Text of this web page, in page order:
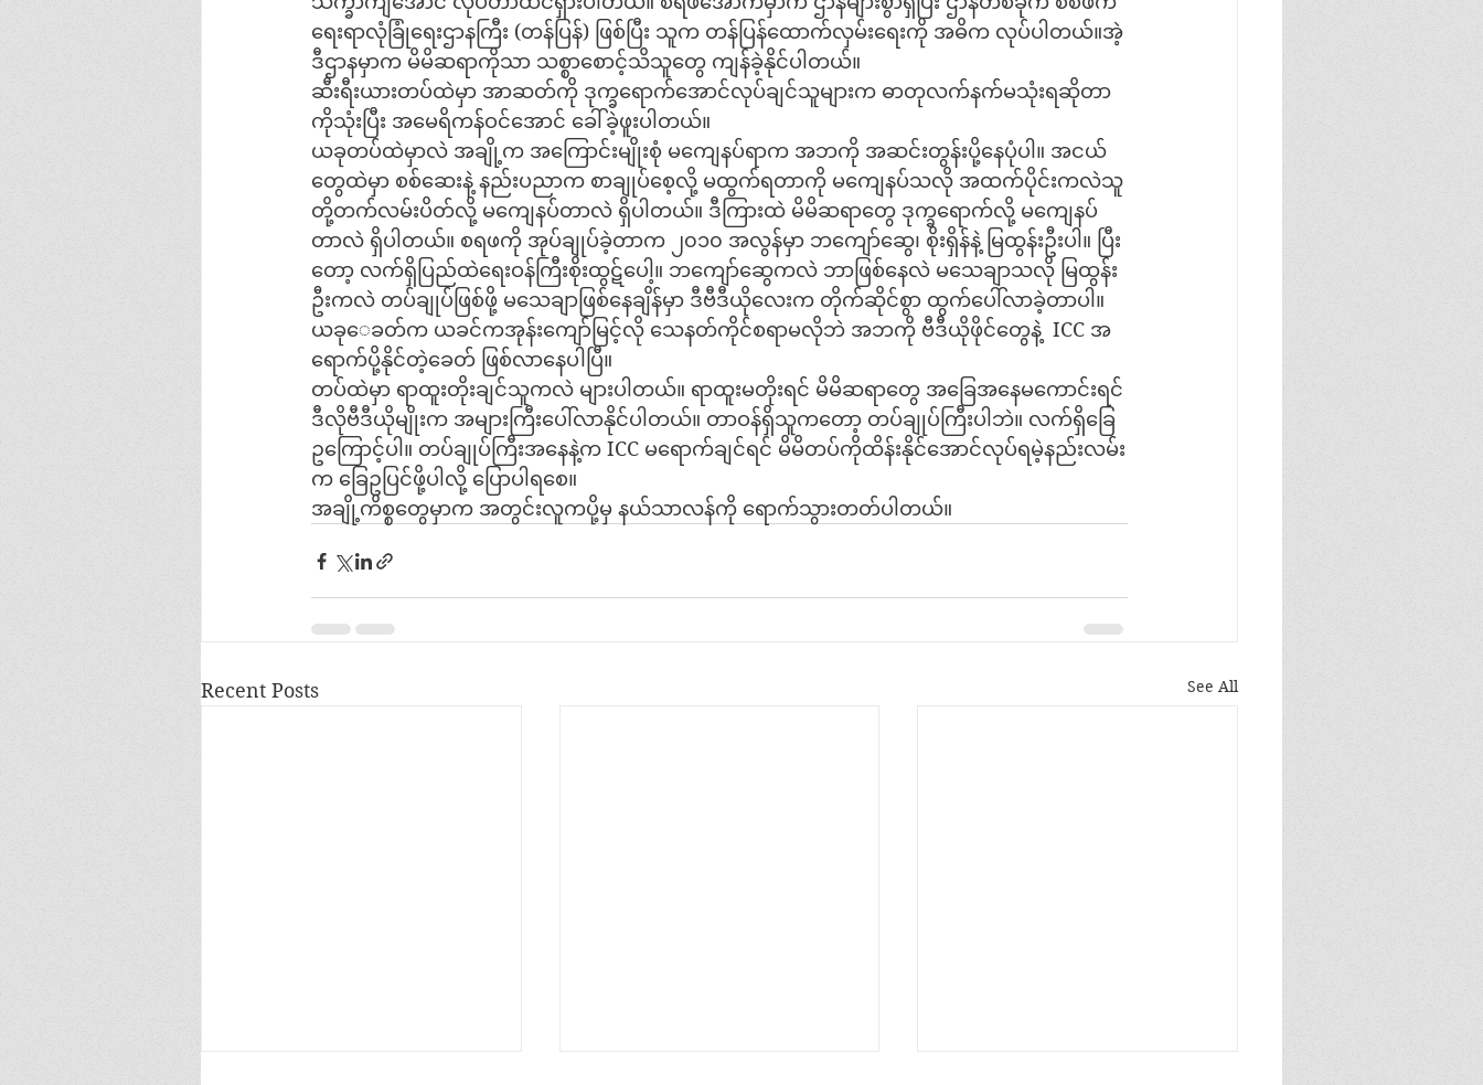
ရေးရာလုံခြုံရေးဌာနကြီး (တန်ပြန်) ဖြစ်ပြီး သူက တန်ပြန်ထောက်လှမ်းရေးကို အဓိက လုပ်ပါတယ်။အဲ့
ဒီဌာနမှာက မိမိဆရာကိုသာ သစ္စာစောင့်သိသူတွေ ကျန်ခဲ့နိုင်ပါတယ်။
ဆီးရီးယားတပ်ထဲမှာ အာဆတ်ကို ဒုက္ခရောက်အောင်လုပ်ချင်သူများက ဓာတုလက်နက်မသုံးရဆိုတာ
ကိုသုံးပြီး အမေရိကန်ဝင်အောင် ခေါ်ခဲ့ဖူးပါတယ်။
ယခုတပ်ထဲမှာလဲ အချို့က အကြောင်းမျိုးစုံ မကျေနပ်ရာက အဘကို အဆင်းတွန်းပို့နေပုံပါ။ အငယ်
တွေထဲမှာ စစ်ဆေးနဲ့ နည်းပညာက စာချုပ်စေ့လို့ မထွက်ရတာကို မကျေနပ်သလို အထက်ပိုင်းကလဲသူ
တို့တက်လမ်းပိတ်လို့ မကျေနပ်တာလဲ ရှိပါတယ်။ ဒီကြားထဲ မိမိဆရာတွေ ဒုက္ခရောက်လို့ မကျေနပ်
တာလဲ ရှိပါတယ်။ စရဖကို အုပ်ချုပ်ခဲ့တာက ၂၀၁၀ အလွန်မှာ ဘကျော်ဆွေ၊ စိုးရှိန်နဲ့ မြထွန်းဦးပါ။ ပြီး
တော့ လက်ရှိပြည်ထဲရေးဝန်ကြီးစိုးထွဋ်ပေါ့။ ဘကျော်ဆွေကလဲ ဘာဖြစ်နေလဲ မသေချာသလို မြထွန်း
ဦးကလဲ တပ်ချုပ်ဖြစ်ဖို့ မသေချာဖြစ်နေချိန်မှာ ဒီဗီဒီယိုလေးက တိုက်ဆိုင်စွာ ထွက်ပေါ်လာခဲ့တာပါ။
ယခု​ေခတ်က ယခင်ကအုန်းကျော်မြင့်လို သေနတ်ကိုင်စရာမလိုဘဲ အဘကို ဗီဒီယိုဖိုင်တွေနဲ့  ICC အ
ရောက်ပို့နိုင်တဲ့ခေတ် ဖြစ်လာနေပါပြီ။
တပ်ထဲမှာ ရာထူးတိုးချင်သူကလဲ များပါတယ်။ ရာထူးမတိုးရင် မိမိဆရာတွေ အခြေအနေမကောင်းရင်
ဒီလိုဗီဒီယိုမျိုးက အများကြီးပေါ်လာနိုင်ပါတယ်။ တာဝန်ရှိသူကတော့ တပ်ချုပ်ကြီးပါဘဲ။ လက်ရှိခြေ
ဥကြောင့်ပါ။ တပ်ချုပ်ကြီးအနေနဲ့က ICC မရောက်ချင်ရင် မိမိတပ်ကိုထိန်းနိုင်အောင်လုပ်ရမဲ့နည်းလမ်း
က ခြေဥပြင်ဖို့ပါလို့ ပြောပါရစေ။
အချို့ကိစ္စတွေမှာက အတွင်းလူကပို့မှ နယ်သာလန်ကို ရောက်သွားတတ်ပါတယ်။
Recent Posts See All